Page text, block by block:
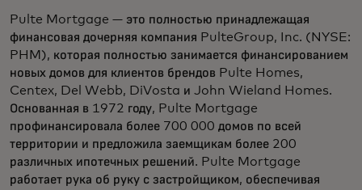
Pulte Mortgage — это полностью принадлежащая
финансовая дочерняя компания PulteGroup, Inc. (NYSE:
PHM), которая полностью занимается финансированием
новых домов для клиентов брендов Pulte Homes,
Centex, Del Webb, DiVosta и John Wieland Homes.
Основанная в 1972 году, Pulte Mortgage
профинансировала более 700 000 домов по всей
территории и предложила заемщикам более 200
различных ипотечных решений. Pulte Mortgage
работает рука об руку с застройщиком, обеспечивая